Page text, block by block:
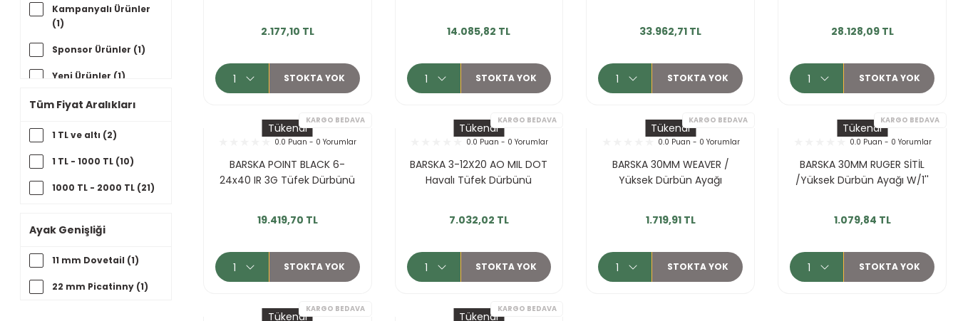
Vortex Optics (6)
Truglo (4)
Vector Optics (3)
Specna Arms (2)
Kampanyalı Ürünler
(1)
Sponsor Ürünler (1)
Yeni Ürünler (1)
İndirimli Ürünler (53)
Tüm Fiyat Aralıkları
1 TL ve altı (2)
1 TL - 1000 TL (10)
1000 TL - 2000 TL (21)
(45)
5000 TL - 10000 TL
(33)
10000 TL - 20000 TL
Ayak Genişliği
11 mm Dovetail (1)
22 mm Picatinny (1)
KARGO BEDAVA
2.177,10 TL
STOKTA YOK KARGO BEDAVA
14.085,82 TL
STOKTA YOK KARGO BEDAVA
33.962,71 TL
STOKTA YOK
28.128,09 TL
STOKTA YOK
Tükendi
KARGO BEDAVA
0.0 Puan - 0 Yorumlar
BARSKA POINT BLACK 6-
24x40 IR 3G Tüfek Dürbünü
19.419,70 TL
STOKTA YOK
Tükendi
0.0 Puan - 0 Yorumlar
BARSKA 3-12X20 AO MIL DOT
Havalı Tüfek Dürbünü
7.032,02 TL
STOKTA YOK
Tükendi
0.0 Puan - 0 Yorumlar
BARSKA 30MM WEAVER /
Yüksek Dürbün Ayağı
1.719,91 TL
STOKTA YOK
Tükendi
0.0 Puan - 0 Yorumlar
BARSKA 30MM RUGER SİTİL
/Yüksek Dürbün Ayağı W/1''
1.079,84 TL
STOKTA YOK
Tükendi Tükendi